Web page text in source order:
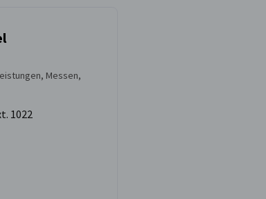
Messen,
1022